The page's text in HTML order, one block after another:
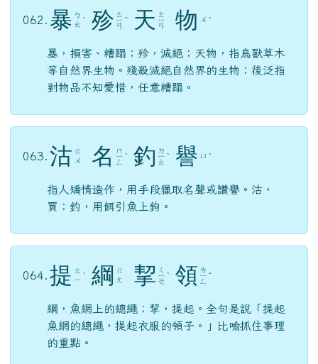
062. 暴 ㄅ
ㄠ ˋ 殄 ㄊ
ㄧ
ㄢ
ˇ 天 ㄊ
ㄧ
ㄢ 物 ㄨ ˋ
暴，損害、糟蹋；殄，滅絕；天物，指鳥獸草木
等自然界生物。殘殺滅絕自然界的生物；後泛指
對物品不知愛惜，任意糟蹋。
063. 沽 ㄍ
ㄨ
名 ㄇ
ㄧ
ㄥ
ˊ 釣 ㄉ
ㄧ
ㄠ
ˋ 譽 ㄩ ˋ
指人矯情造作，用手段獵取名聲或讚譽。沽，
買；釣，用餌引魚上鉤。
064. 提 ㄊ
ㄧ ˊ 綱
ㄍ
ㄤ
挈 ㄑ
ㄧ
ㄝ
ˋ 領 ㄌ
ㄧ
ㄥ
ˇ
綱，魚網上的總繩；挈，提起。全句是說「提起
魚網的總繩，提起衣服的領子。」比喻抓住事理
的重點。